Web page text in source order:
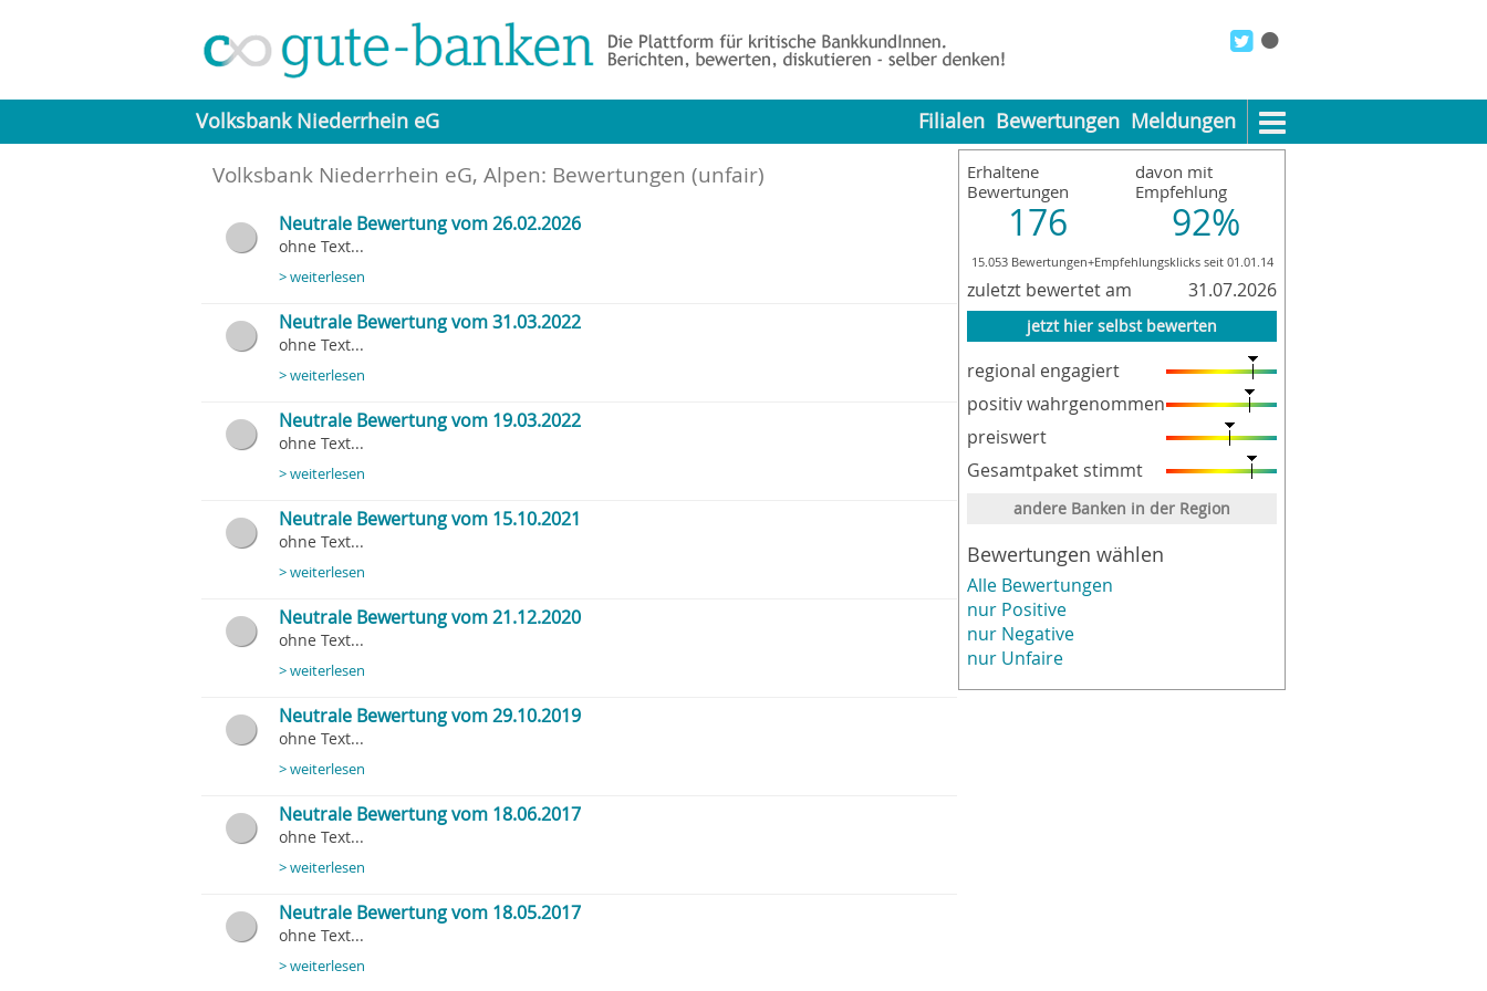
Volksbank Niederrhein eG Filialen Bewertungen Meldungen
Erhaltene
Bewertungen
176
davon mit
Empfehlung
92%
15.053 Bewertungen+Empfehlungsklicks seit 01.01.14
zuletzt bewertet am 31.07.2026
jetzt hier selbst bewerten
regional engagiert
positiv wahrgenommen
preiswert
Gesamtpaket stimmt
andere Banken in der Region
Bewertungen wählen
Alle Bewertungen
nur Positive
nur Negative
nur Unfaire
Volksbank Niederrhein eG, Alpen: Bewertungen (unfair)
Neutrale Bewertung vom 26.02.2026
ohne Text...
> weiterlesen
Neutrale Bewertung vom 31.03.2022
ohne Text...
> weiterlesen
Neutrale Bewertung vom 19.03.2022
ohne Text...
> weiterlesen
Neutrale Bewertung vom 15.10.2021
ohne Text...
> weiterlesen
Neutrale Bewertung vom 21.12.2020
ohne Text...
> weiterlesen
Neutrale Bewertung vom 29.10.2019
ohne Text...
> weiterlesen
Neutrale Bewertung vom 18.06.2017
ohne Text...
> weiterlesen
Neutrale Bewertung vom 18.05.2017
ohne Text...
> weiterlesen